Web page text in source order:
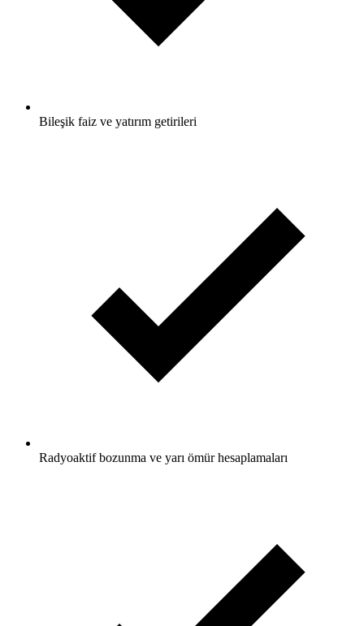
Bileşik faiz ve yatırım getirileri
Radyoaktif bozunma ve yarı ömür hesaplamaları